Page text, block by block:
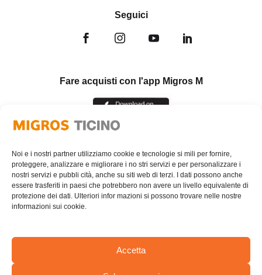
Noi e i nostri partner utilizziamo cookie e tecnologie si mili per fornire,
proteggere, analizzare e migliorare i no stri servizi e per personalizzare i
nostri servizi e pubbli cità, anche su siti web di terzi. I dati possono anche
essere trasferiti in paesi che potrebbero non avere un livello equivalente di
protezione dei dati. Ulteriori infor mazioni si possono trovare nelle nostre
informazioni sui cookie.
Accetta
Seguici
Fare acquisti con l'app Migros M